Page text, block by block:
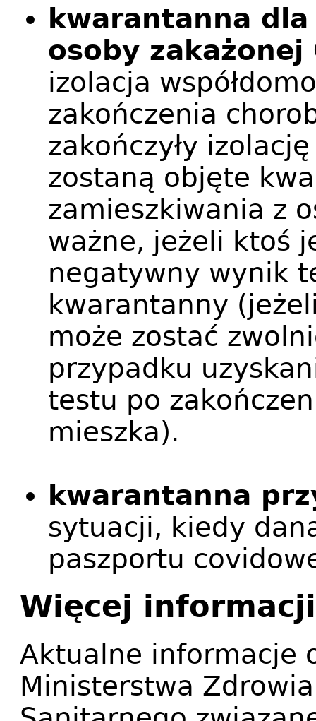
kwarantanna
osoby zakażonej
izolacja
zakończenia
zakończyły
zostaną objęte
zamieszkiwania z
ważne, jeżeli ktoś
negatywny wynik
kwarantanny
może zostać
przypadku
testu po
mieszka).
kwarantanna
sytuacji, kiedy
paszportu
Więcej informacji
Aktualne informacje
Ministerstwa